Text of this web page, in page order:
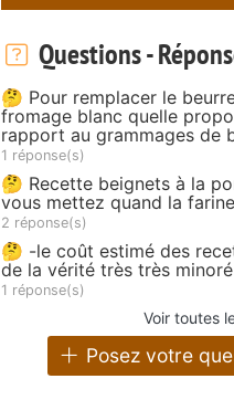
Questions -
🤔 Pour remplacer le
fromage blanc quelle
rapport au grammages de
1 réponse(s)
🤔 Recette beignets à la
vous mettez quand la
2 réponse(s)
🤔 -le coût estimé des
de la vérité très très minoré
1 réponse(s)
Voir toutes
Posez votre